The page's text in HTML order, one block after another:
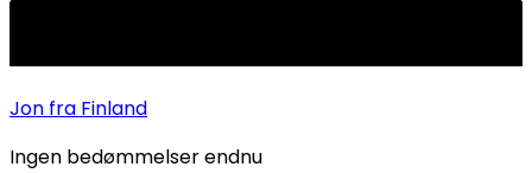
Jon fra Finland
Ingen bedømmelser endnu